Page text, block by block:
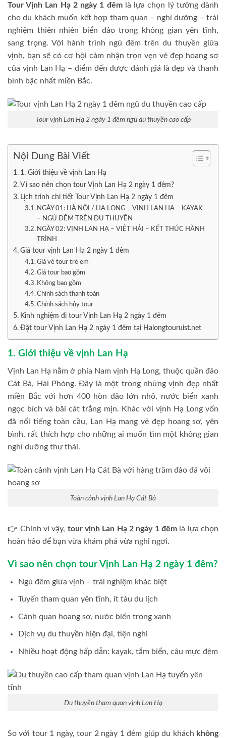
Tour Vịnh Lan Hạ 2 ngày 1 đêmlà lựa chọn lý tưởng dành
cho du khách muốn kết hợp tham quan – nghỉ dưỡng – trải
nghiệm thiên nhiên biển đảo trong không gian yên tĩnh,
sang trọng. Với hành trình ngủ đêm trên du thuyền giữa
vịnh, bạn sẽ có cơ hội cảm nhận trọn vẹn vẻ đẹp hoang sơ
của vịnh Lan Hạ – điểm đến được đánh giá là đẹp và thanh
bình bậc nhất miền Bắc.
Tour vịnh Lan Hạ 2 ngày 1 đêm ngủ du thuyền cao cấp
Nội Dung Bài Viết
1. Giới thiệu về vịnh Lan Hạ
Vì sao nên chọn tour Vịnh Lan Hạ 2 ngày 1 đêm?
Lịch trình chi tiết Tour Vịnh Lan Hạ 2 ngày 1 đêm
NGÀY 01: HÀ NỘI / HẠ LONG – VỊNH LAN HẠ – KAYAK
– NGỦ ĐÊM TRÊN DU THUYỀN
NGÀY 02: VỊNH LAN HẠ – VIỆT HẢI – KẾT THÚC HÀNH
TRÌNH
Giá tour vịnh Lan Hạ 2 ngày 1 đêm
Giá vé tour trẻ em
Giá tour bao gồm
Không bao gồm
Chính sách thanh toán
Chính sách hủy tour
Kinh nghiệm đi tour Vịnh Lan Hạ 2 ngày 1 đêm
Đặt tour Vịnh Lan Hạ 2 ngày 1 đêm tại Halongtouruist.net
1. Giới thiệu về vịnh Lan Hạ
Vịnh Lan Hạ nằm ở phía Nam vịnh Hạ Long, thuộc quần đảo
Cát Bà, Hải Phòng. Đây là một trong những vịnh đẹp nhất
miền Bắc với hơn 400 hòn đảo lớn nhỏ, nước biển xanh
ngọc bích và bãi cát trắng mịn. Khác với vịnh Hạ Long vốn
đã nổi tiếng toàn cầu, Lan Hạ mang vẻ đẹp hoang sơ, yên
bình, rất thích hợp cho những ai muốn tìm một không gian
nghỉ dưỡng thư thái.
Toàn cảnh vịnh Lan Hạ Cát Bà
👉 Chính vì vậy, tour vịnh Lan Hạ 2 ngày 1 đêm là lựa chọn
hoàn hảo để bạn vừa khám phá vừa nghỉ ngơi.
Vì sao nên chọn tour Vịnh Lan Hạ 2 ngày 1 đêm?
Ngủ đêm giữa vịnh – trải nghiệm khác biệt
Tuyến tham quan yên tĩnh, ít tàu du lịch
Cảnh quan hoang sơ, nước biển trong xanh
Dịch vụ du thuyền hiện đại, tiện nghi
Nhiều hoạt động hấp dẫn: kayak, tắm biển, câu mực đêm
Du thuyền tham quan vịnh Lan Hạ
So với tour 1 ngày, tour 2 ngày 1 đêm giúp du khách không